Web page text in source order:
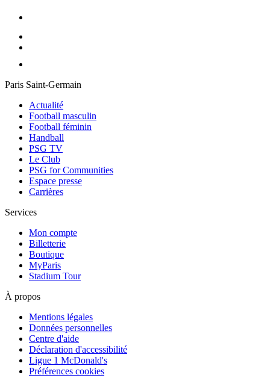
Paris Saint-Germain
Actualité
Football masculin
Football féminin
Handball
PSG TV
Le Club
PSG for Communities
Espace presse
Carrières
Services
Mon compte
Billetterie
Boutique
MyParis
Stadium Tour
À propos
Mentions légales
Données personnelles
Centre d'aide
Déclaration d'accessibilité
Ligue 1 McDonald's
Préférences cookies